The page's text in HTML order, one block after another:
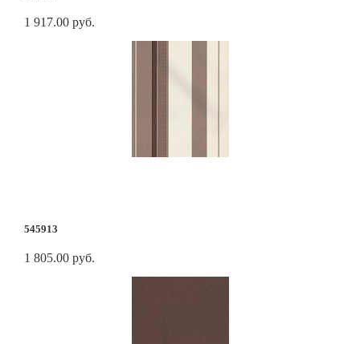
1 917.00 руб.
545913
1 805.00 руб.